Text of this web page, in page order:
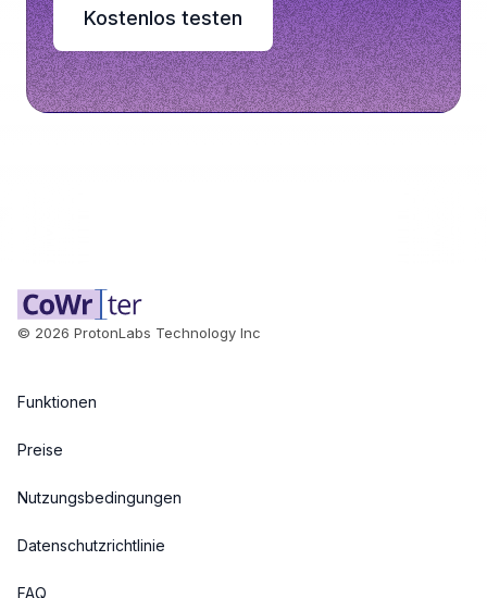
Kostenlos testen
© 2026 ProtonLabs Technology Inc
Funktionen
Preise
Nutzungsbedingungen
Datenschutzrichtlinie
FAQ